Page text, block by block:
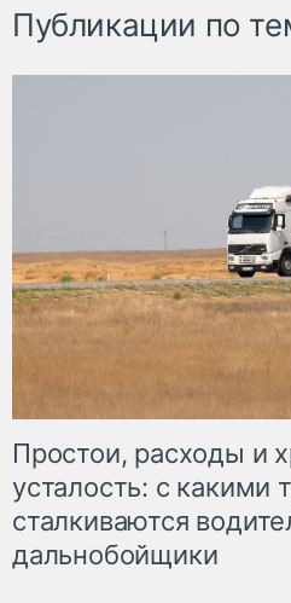
Публикации по
Простои, расходы и
усталость: с какими
сталкиваются
дальнобойщики